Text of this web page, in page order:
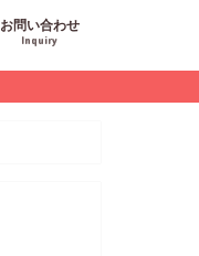
お問い合わせ
Inquiry